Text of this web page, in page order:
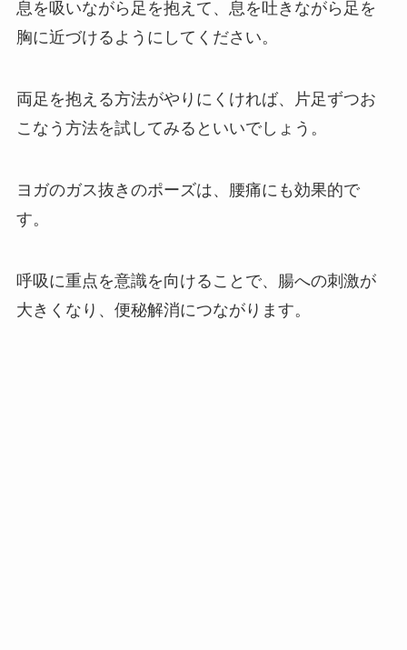
息を吸いながら足を抱えて、息を吐きながら足を
胸に近づけるようにしてください。
両足を抱える方法がやりにくければ、片足ずつお
こなう方法を試してみるといいでしょう。
ヨガのガス抜きのポーズは、腰痛にも効果的で
す。
呼吸に重点を意識を向けることで、腸への刺激が
大きくなり、便秘解消につながります。